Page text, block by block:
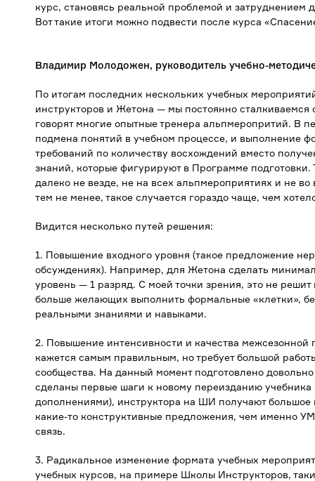
курс, становясь реальной проблемой и затруднением
Вот такие итоги можно подвести после курса
Владимир Молодожен, руководитель учебно-
По итогам последних нескольких учебных
инструкторов и Жетона — мы постоянно сталкиваемся
говорят многие опытные тренера альпмеропритий. В
подмена понятий в учебном процессе, и выполнение
требований по количеству восхождений вместо
знаний, которые фигурируют в Программе подготовки.
далеко не везде, не на всех альпмероприятиях и не во
тем не менее, такое случается гораздо чаще, чем
Видится несколько путей решения:
1. Повышение входного уровня (такое предложение
обсуждениях). Например, для Жетона сделать
уровень — 1 разряд. С моей точки зрения, это не
больше желающих выполнить формальные «клетки»,
реальными знаниями и навыками.
2. Повышение интенсивности и качества межсезонной
кажется самым правильным, но требует большой
сообщества. На данный момент подготовлено
сделаны первые шаги к новому переизданию
дополнениями), инструктора на ШИ получают
какие-то конструктивные предложения, чем именно
связь.
3. Радикальное изменение формата учебных
учебных курсов, на примере Школы Инструкторов,